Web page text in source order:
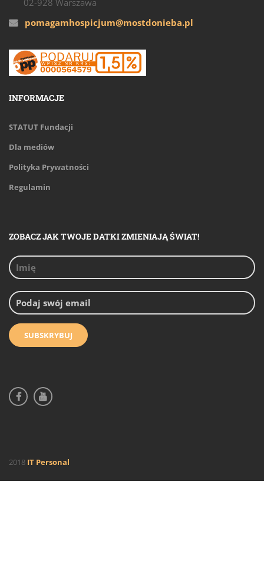
pomagamhospicjum@mostdonieba.pl
INFORMACJE
STATUT Fundacji
Dla mediów
Polityka Prywatności
Regulamin
ZOBACZ JAK TWOJE DATKI ZMIENIAJĄ ŚWIAT!
2018 IT Personal